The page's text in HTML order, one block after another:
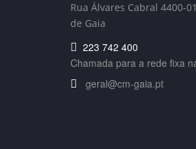
Rua Álvares Cabral 4400-
de Gaia
223 742 400
Chamada para a rede fixa
geral@cm-gaia.pt